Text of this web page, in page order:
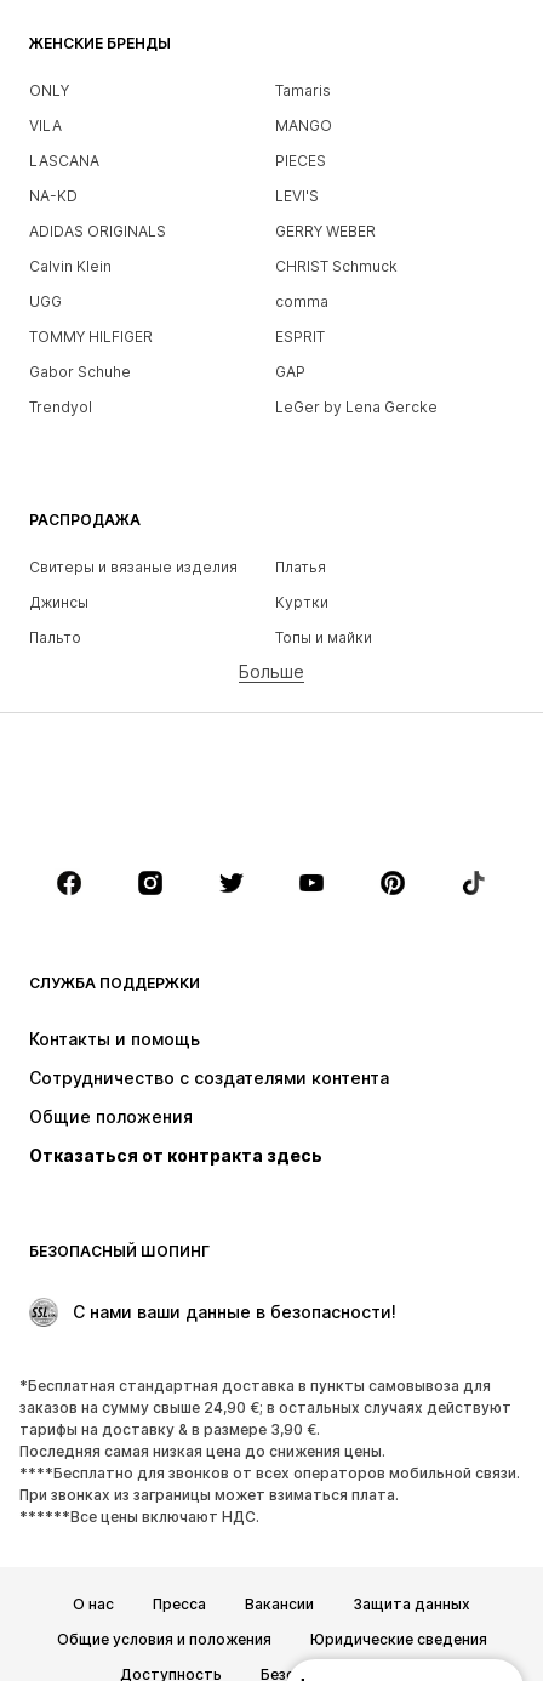
ЖЕНСКИЕ БРЕНДЫ
ONLY
Tamaris
VILA
MANGO
LASCANA
PIECES
NA-KD
LEVI'S
ADIDAS ORIGINALS
GERRY WEBER
Calvin Klein
CHRIST Schmuck
UGG
comma
TOMMY HILFIGER
ESPRIT
Gabor Schuhe
GAP
Trendyol
LeGer by Lena Gercke
РАСПРОДАЖА
Свитеры и вязаные изделия
Платья
Джинсы
Куртки
Пальто
Топы и майки
Белье
Юбки
Блузки и туники
Аксессуары
Премиум
НОВИНКИ
Куртки
Белье
Пальто
Юбки
Поводы
ЭКСКЛЮЗИВ
ОБУВЬ
НОВИНКИ
Модные тенденции
Кроссовки и кеды
Ботинки
Лодочки и туфли на высоких
Спортивная обувь
Балетки
Пантолеты
Тапки
Больше
СЛУЖБА ПОДДЕРЖКИ
Контакты и помощь
Сотрудничество с создателями контента
Общие положения
Отказаться от контракта здесь
БЕЗОПАСНЫЙ ШОПИНГ
С нами ваши данные в безопасности!
*Бесплатная стандартная доставка в пункты самовывоза для
заказов на сумму свыше 24,90 €; в остальных случаях действуют
тарифы на доставку & в размере 3,90 €.
Последняя самая низкая цена до снижения цены.
****Бесплатно для звонков от всех операторов мобильной связи.
При звонках из заграницы может взиматься плата.
******Все цены включают НДС.
О нас Пресса Вакансии
Защита данных
Общие условия и положения
Юридические сведения
Доступность
Безопасность товара